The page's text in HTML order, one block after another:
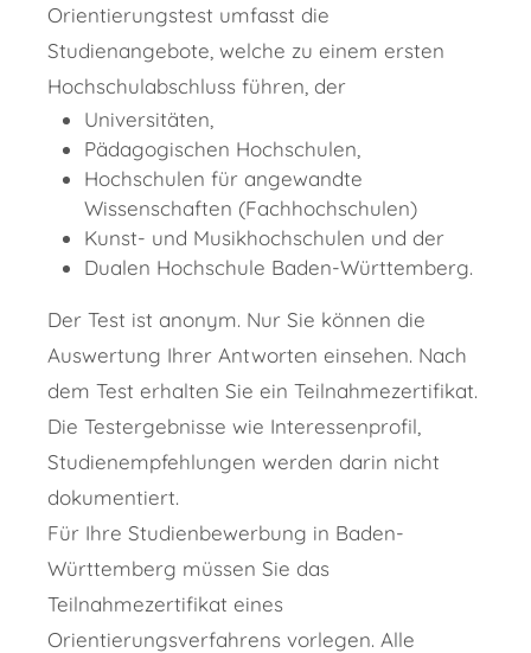
Orientierungstest umfasst die
Studienangebote, welche zu einem ersten
Hochschulabschluss führen, der
Universitäten,
Pädagogischen Hochschulen,
Hochschulen für angewandte
Wissenschaften (Fachhochschulen)
Kunst- und Musikhochschulen und der
Dualen Hochschule Baden-Württemberg.
Der Test ist anonym. Nur Sie können die
Auswertung Ihrer Antworten einsehen. Nach
dem Test erhalten Sie ein Teilnahmezertifikat.
Die Testergebnisse wie Interessenprofil,
Studienempfehlungen werden darin nicht
dokumentiert.
Für Ihre Studienbewerbung in Baden-
Württemberg müssen Sie das
Teilnahmezertifikat eines
Orientierungsverfahrens vorlegen. Alle